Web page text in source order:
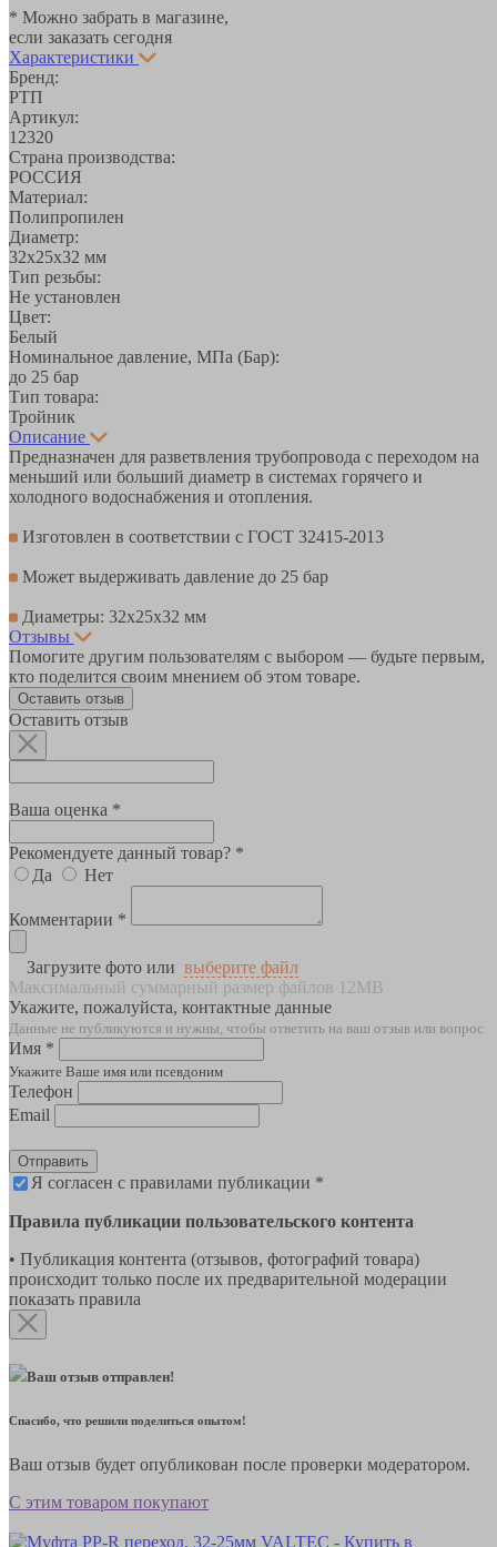
* Можно забрать в магазине,
если заказать сегодня
Характеристики
Бренд:
РТП
Артикул:
12320
Страна производства:
РОССИЯ
Материал:
Полипропилен
Диаметр:
32х25х32 мм
Тип резьбы:
Не установлен
Цвет:
Белый
Номинальное давление, МПа (Бар):
до 25 бар
Тип товара:
Тройник
Описание
Предназначен для разветвления трубопровода с переходом на
меньший или больший диаметр в системах горячего и
холодного водоснабжения и отопления.
Изготовлен в соответствии с ГОСТ 32415-2013
Может выдерживать давление до 25 бар
Диаметры: 32х25х32 мм
Отзывы
Помогите другим пользователям с выбором — будьте первым,
кто поделится своим мнением об этом товаре.
Оставить отзыв
Оставить отзыв
Ваша оценка *
Рекомендуете данный товар? *
Да
Нет
Комментарии *
Загрузите фото или выберите файл
Максимальный суммарный размер файлов 12MB
Укажите, пожалуйста, контактные данные
Данные не публикуются и нужны, чтобы ответить на ваш отзыв или вопрос
Имя *
Укажите Ваше имя или псевдоним
Телефон
Email
Отправить
Я согласен с правилами публикации *
Правила публикации пользовательского контента
• Публикация контента (отзывов, фотографий товара)
происходит только после их предварительной модерации
показать правила
Ваш отзыв отправлен!
Спасибо, что решили поделиться опытом!
Ваш отзыв будет опубликован после проверки модератором.
С этим товаром покупают